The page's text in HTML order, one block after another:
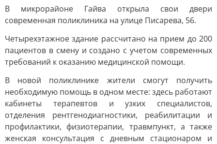
В микрорайоне Гайва открыла свои двери
современная поликлиника на улице Писарева, 56.
Четырехэтажное здание рассчитано на прием до 200
пациентов в смену и создано с учетом современных
требований к оказанию медицинской помощи.
В новой поликлинике жители смогут получить
необходимую помощь в одном месте: здесь работают
кабинеты терапевтов и узких специалистов,
отделения рентгенодиагностики, реабилитации и
профилактики, физиотерапии, травмпункт, а также
женская консультация с дневным стационаром и